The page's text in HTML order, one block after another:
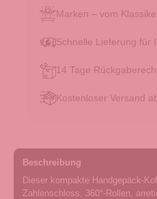
Marken – vom
Schnelle Lieferung für
14 Tage
Kostenloser Versand
Beschreibung
Dieser kompakte Handgepäck-
Zahlenschloss, 360°-Rollen,